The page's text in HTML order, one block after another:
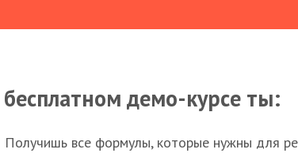
демо-курсе ты:
Получишь все формулы, которые нужны для